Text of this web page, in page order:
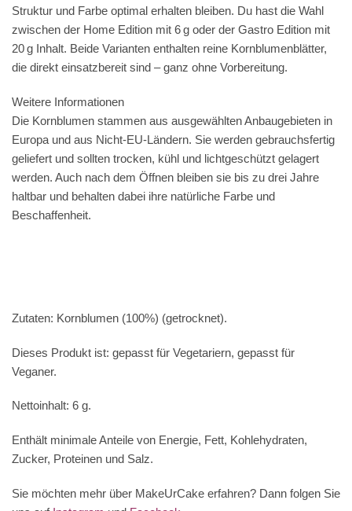
Struktur und Farbe optimal erhalten bleiben. Du hast die Wahl
zwischen der Home Edition mit 6 g oder der Gastro Edition mit
20 g Inhalt. Beide Varianten enthalten reine Kornblumenblätter,
die direkt einsatzbereit sind – ganz ohne Vorbereitung.
Weitere Informationen
Die Kornblumen stammen aus ausgewählten Anbaugebieten in
Europa und aus Nicht-EU-Ländern. Sie werden gebrauchsfertig
geliefert und sollten trocken, kühl und lichtgeschützt gelagert
werden. Auch nach dem Öffnen bleiben sie bis zu drei Jahre
haltbar und behalten dabei ihre natürliche Farbe und
Beschaffenheit.
Zutaten: Kornblumen (100%) (getrocknet).
Dieses Produkt ist: gepasst für Vegetariern, gepasst für
Veganer.
Nettoinhalt: 6 g.
Enthält minimale Anteile von Energie, Fett, Kohlehydraten,
Zucker, Proteinen und Salz.
Sie möchten mehr über MakeUrCake erfahren? Dann folgen Sie